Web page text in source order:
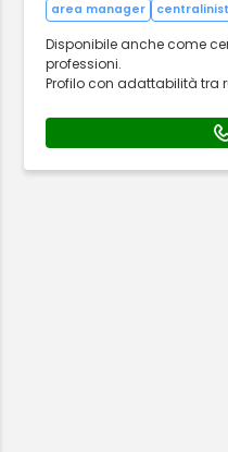
area manager
Disponibile anche come
professioni.
Profilo con adattabilità tra